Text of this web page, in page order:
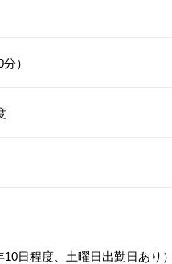
）
日程度、土曜日出勤日あり）